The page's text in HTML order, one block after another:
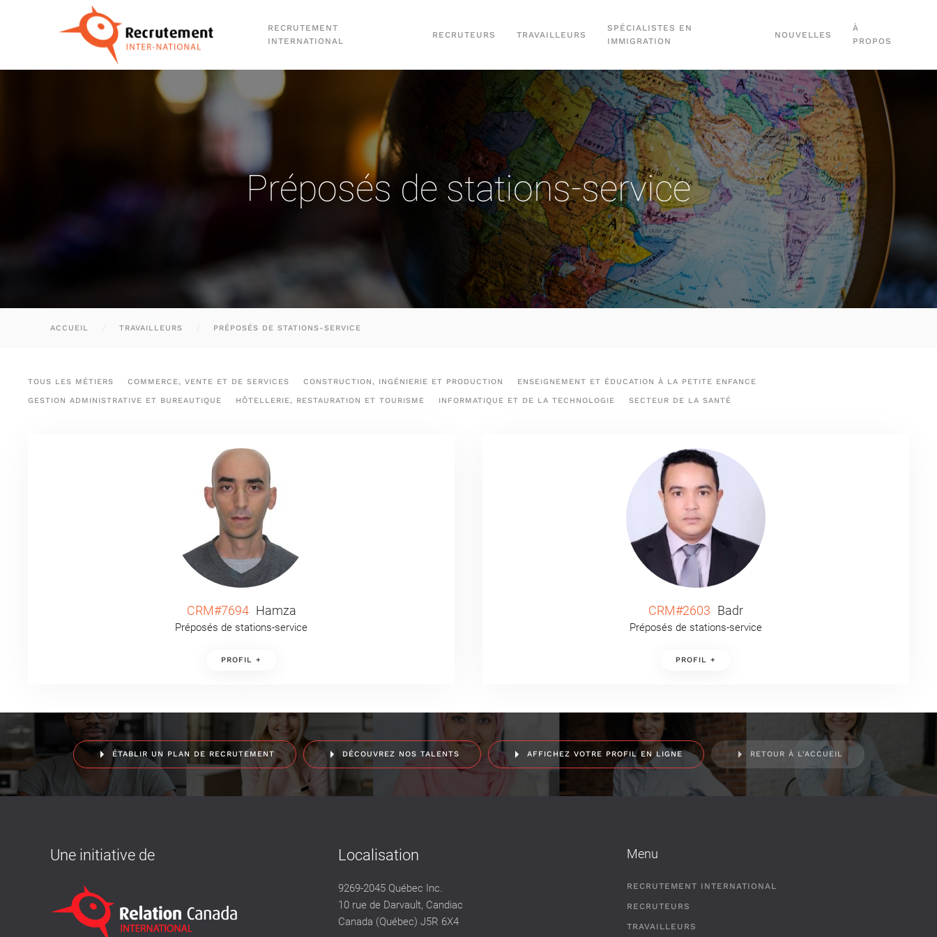
Passer au contenu principal
RECRUTEMENT
INTERNATIONAL
RECRUTEURS TRAVAILLEURS
SPÉCIALISTES EN
IMMIGRATION
NOUVELLES
À
PROPOS
Préposés de stations-service
ACCUEIL TRAVAILLEURS PRÉPOSÉS DE STATIONS-SERVICE
TOUS LES MÉTIERS COMMERCE, VENTE ET DE SERVICES CONSTRUCTION, INGÉNIERIE ET PRODUCTION ENSEIGNEMENT ET ÉDUCATION À LA PETITE ENFANCE
GESTION ADMINISTRATIVE ET BUREAUTIQUE HÔTELLERIE, RESTAURATION ET TOURISME INFORMATIQUE ET DE LA TECHNOLOGIE SECTEUR DE LA SANTÉ
CRM#7694 Hamza
Préposés de stations-service
PROFIL +
CRM#2603 Badr
Préposés de stations-service
PROFIL +
ÉTABLIR UN PLAN DE RECRUTEMENT DÉCOUVREZ NOS TALENTS AFFICHEZ VOTRE PROFIL EN LIGNE RETOUR À L'ACCUEIL
Une initiative de Localisation
9269-2045 Québec Inc.
10 rue de Darvault, Candiac
Canada (Québec) J5R 6X4
Menu
RECRUTEMENT INTERNATIONAL
RECRUTEURS
TRAVAILLEURS